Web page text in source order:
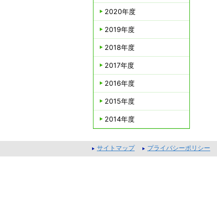
2020年度
2019年度
2018年度
2017年度
2016年度
2015年度
2014年度
サイトマップ プライバシーポリシー